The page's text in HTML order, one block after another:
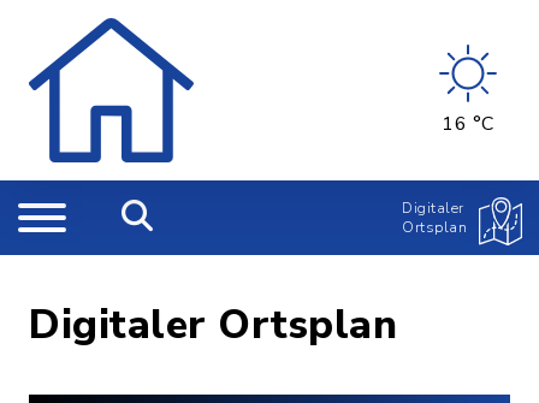
16 °C
Digitaler
Ortsplan
Digitaler Ortsplan